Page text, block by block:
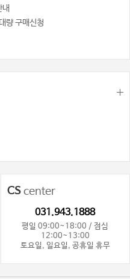
내
량 구매신청
CScenter
031.943.1888
평일 09:00~18:00 / 점심
12:00~13:00
토요일, 일요일, 공휴일 휴무